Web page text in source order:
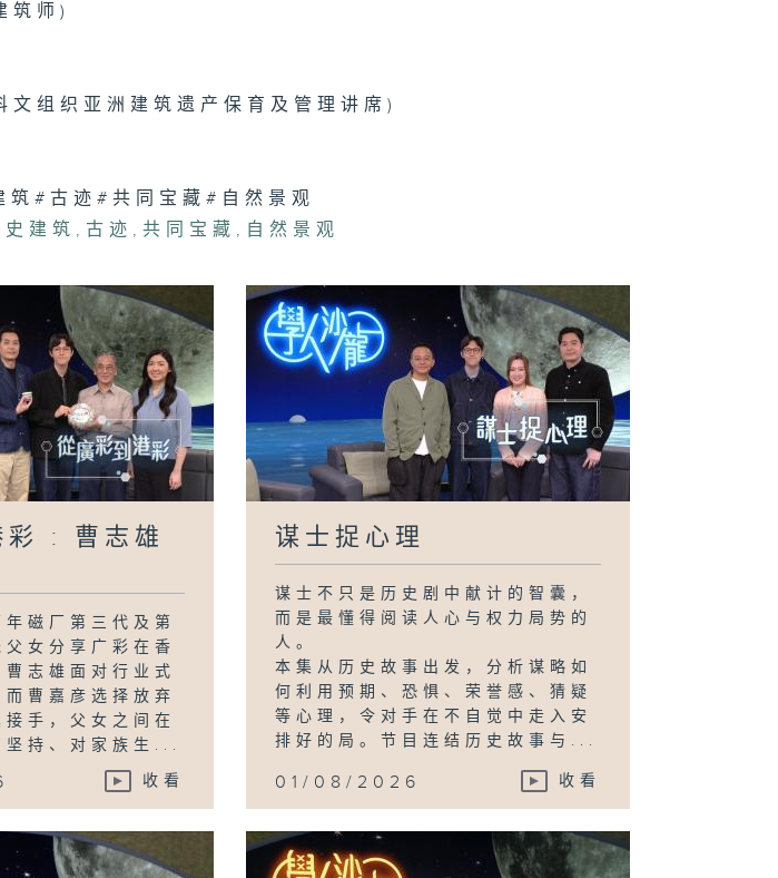
筑师)
文组织亚洲建筑遗产保育及管理讲席)
筑#古迹#共同宝藏#自然景观
史建筑 ,古迹 ,共同宝藏 , 自然景观
彩 : 曹志雄
磁厂第三代及第
女分享广彩在香
志雄面对行业式
曹嘉彦选择放弃
手，父女之间在
坚持、对家族生...
收看
谋士捉心理
谋士不只是历史剧中献计的智囊，
而是最懂得阅读人心与权力局势的
人。
本集从历史故事出发，分析谋略如
何利用预期、恐惧、荣誉感、猜疑
等心理，令对手在不自觉中走入安
排好的局。节目连结历史故事与...
01/08/2026 收看